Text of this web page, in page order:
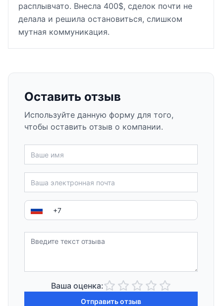
расплывчато. Внесла 400$, сделок почти не
делала и решила остановиться, слишком
мутная коммуникация.
Оставить отзыв
Используйте данную форму для того,
чтобы оставить отзыв о компании.
Ваша оценка:
Отправить отзыв